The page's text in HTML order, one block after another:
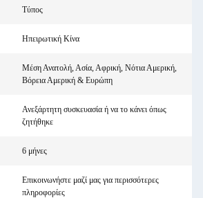
Τύπος
Ηπειρωτική Κίνα
Μέση Ανατολή, Ασία, Αφρική, Νότια Αμερική,
Βόρεια Αμερική & Ευρώπη
Ανεξάρτητη συσκευασία ή να το κάνει όπως
ζητήθηκε
6 μήνες
Επικοινωνήστε μαζί μας για περισσότερες
πληροφορίες